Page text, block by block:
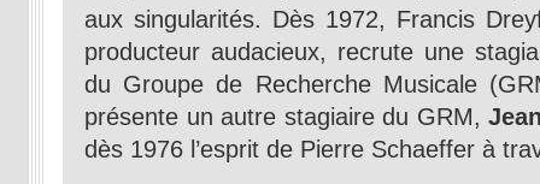
aux singularités. Dès 1972, Francis
producteur audacieux, recrute une
du Groupe de Recherche Musicale
présente un autre stagiaire du GRM,
dès 1976 l’esprit de Pierre Schaeffer à